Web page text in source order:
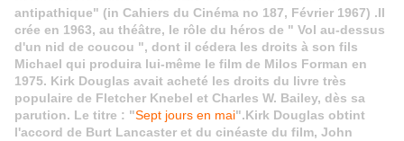
antipathique" (in Cahiers du Cinéma no 187, Février 1967) .Il
crée en 1963, au théâtre, le rôle du héros de " Vol au-dessus
d'un nid de coucou ", dont il cédera les droits à son fils
Michael qui produira lui-même le film de Milos Forman en
1975. Kirk Douglas avait acheté les droits du livre très
populaire de Fletcher Knebel et Charles W. Bailey, dès sa
parution. Le titre : "Sept jours en mai".Kirk Douglas obtint
l'accord de Burt Lancaster et du cinéaste du film, John